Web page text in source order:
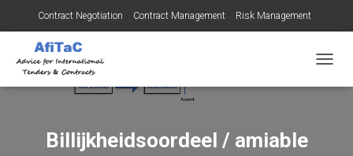
Contract Negotiation Contract Management Risk Management
Tendering for Contracts
O
Billijkheidsoordeel / amiable